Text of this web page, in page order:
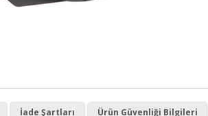
İade Şartları Ürün Güvenliği Bilgileri